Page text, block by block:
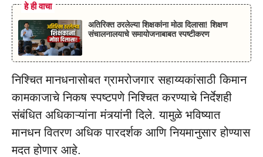
हे ही वाचा
अतिरिक्त ठरलेल्या शिक्षकांना मोठा दिलासा! शिक्षण
संचालनालयाचे समायोजनाबाबत स्पष्टीकरण
निश्चित मानधनासोबत ग्रामरोजगार सहाय्यकांसाठी किमान
कामकाजाचे निकष स्पष्टपणे निश्चित करण्याचे निर्देशही
संबंधित अधिकाऱ्यांना मंत्र्यांनी दिले. यामुळे भविष्यात
मानधन वितरण अधिक पारदर्शक आणि नियमानुसार होण्यास
मदत होणार आहे.